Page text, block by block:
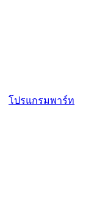
โปรแกรมพาร์ท